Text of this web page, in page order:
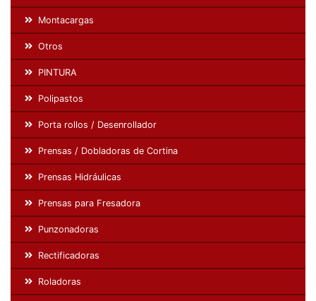
Montacargas
Otros
PINTURA
Polipastos
Porta rollos / Desenrollador
Prensas / Dobladoras de Cortina
Prensas Hidráulicas
Prensas para Fresadora
Punzonadoras
Rectificadoras
Roladoras